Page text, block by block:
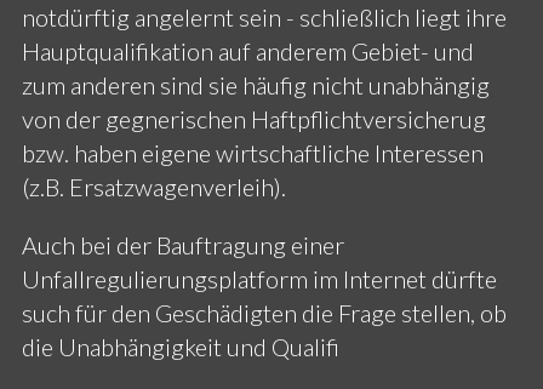
notdürftig angelernt sein - schließlich liegt ihre
Hauptqualifikation auf anderem Gebiet- und
zum anderen sind sie häufig nicht unabhängig
von der gegnerischen Haftpflichtversicherug
bzw. haben eigene wirtschaftliche Interessen
(z.B. Ersatzwagenverleih).
Auch bei der Bauftragung einer
Unfallregulierungsplatform im Internet dürfte
such für den Geschädigten die Frage stellen, ob
die Unabhängigkeit und Qualifi